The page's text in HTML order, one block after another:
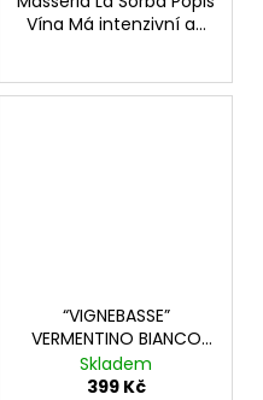
Vína Má intenzivní a...
“VIGNEBASSE”
VERMENTINO BIANCO
IGT TOSCANO
Skladem
399 Kč